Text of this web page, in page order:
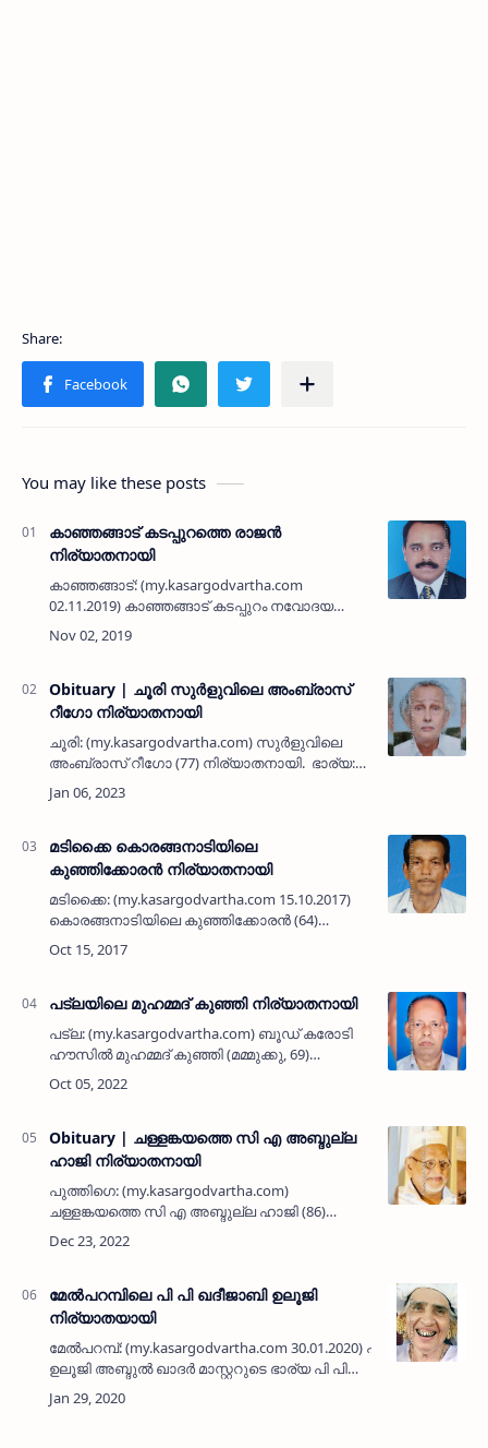
You may like these posts
കാഞ്ഞങ്ങാട് കടപ്പുറത്തെ രാജന്‍
നിര്യാതനായി
കാഞ്ഞങ്ങാട്: (my.kasargodvartha.com
02.11.2019) കാഞ്ഞങ്ങാട് കടപ്പുറം നവോദയ
ക്ലബിനു സമീപത്തെ രാജന്‍ (46) നിര്യാതനായി.
പരേതനായ വാസു-ശ്രീമതി ദമ്പതികളുടെ
Obituary | ചൂരി സുർളുവിലെ അംബ്രാസ്
റീഗോ നിര്യാതനായി
ചൂരി: (my.kasargodvartha.com) സുർളുവിലെ
അംബ്രാസ് റീഗോ (77) നിര്യാതനായി. ഭാര്യ:
ലില്ലി.മക്കൾ: റീന, റൊണാൾഡ്‌,
അനിൽ.മരുമക്കൾ: ഹെൻട്രി റൊണാൾഡ്‌, അനു
മടിക്കൈ കൊരങ്ങനാടിയിലെ
കുഞ്ഞിക്കോരന്‍ നിര്യാതനായി
മടിക്കൈ: (my.kasargodvartha.com 15.10.2017)
കൊരങ്ങനാടിയിലെ കുഞ്ഞിക്കോരന്‍ (64)
നിര്യാതനായി. ഭാര്യ: രജനി നാര. മക്കള്‍:
രഞ്ജിനി, രഞ്ജിത. മരുമക്കള്‍: സന്തോഷ് വരഞ്ഞൂര്‍,
പട്‌ലയിലെ മുഹമ്മദ് കുഞ്ഞി നിര്യാതനായി
പട്‌ല: (my.kasargodvartha.com) ബൂഡ് കരോടി
ഹൗസില്‍ മുഹമ്മദ് കുഞ്ഞി (മമ്മുക്കു, 69)
നിര്യാതനായി.ഭാര്യ: ഉമ്മു ഹലീമ.മക്കള്‍:
ലത്വീഫ് (ദുബെെ), അറഫാത് കരോടി (ശാര്‍ജ),
Obituary | ചള്ളങ്കയത്തെ സി എ അബ്ദുല്ല
ഹാജി നിര്യാതനായി
പുത്തിഗെ: (my.kasargodvartha.com)
ചള്ളങ്കയത്തെ സി എ അബ്ദുല്ല ഹാജി (86)
നിര്യാതനായി. കുറച്ച് കാലം
പ്രവാസിയായിരുന്നു. പരേതരായ ഉര്‍ളട്ക്കം
മകനാണ്.…
മേല്‍പറമ്പിലെ പി പി ഖദീജാബി ഉലൂജി
നിര്യാതയായി
മേല്‍പറമ്പ്: (my.kasargodvartha.com 30.01.2020) പരേതനായ
ഉലൂജി അബ്ദുല്‍ ഖാദര്‍ മാസ്റ്ററുടെ ഭാര്യ പി പി
ഖദീജാബി ചെറുവത്തൂര്‍ (88) നിര്യാതയായി.
മക്കള്‍: യു എം ഷാഫി&nb…